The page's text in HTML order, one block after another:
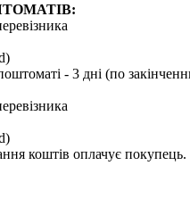
- 3 дні (по
коштів оплачує